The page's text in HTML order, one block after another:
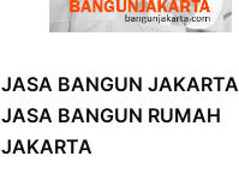
JASA BANGUN JAKARTA
JASA BANGUN RUMAH
JAKARTA